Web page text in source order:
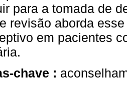
para a tomada de
revisão aborda
em pacientes
chave :